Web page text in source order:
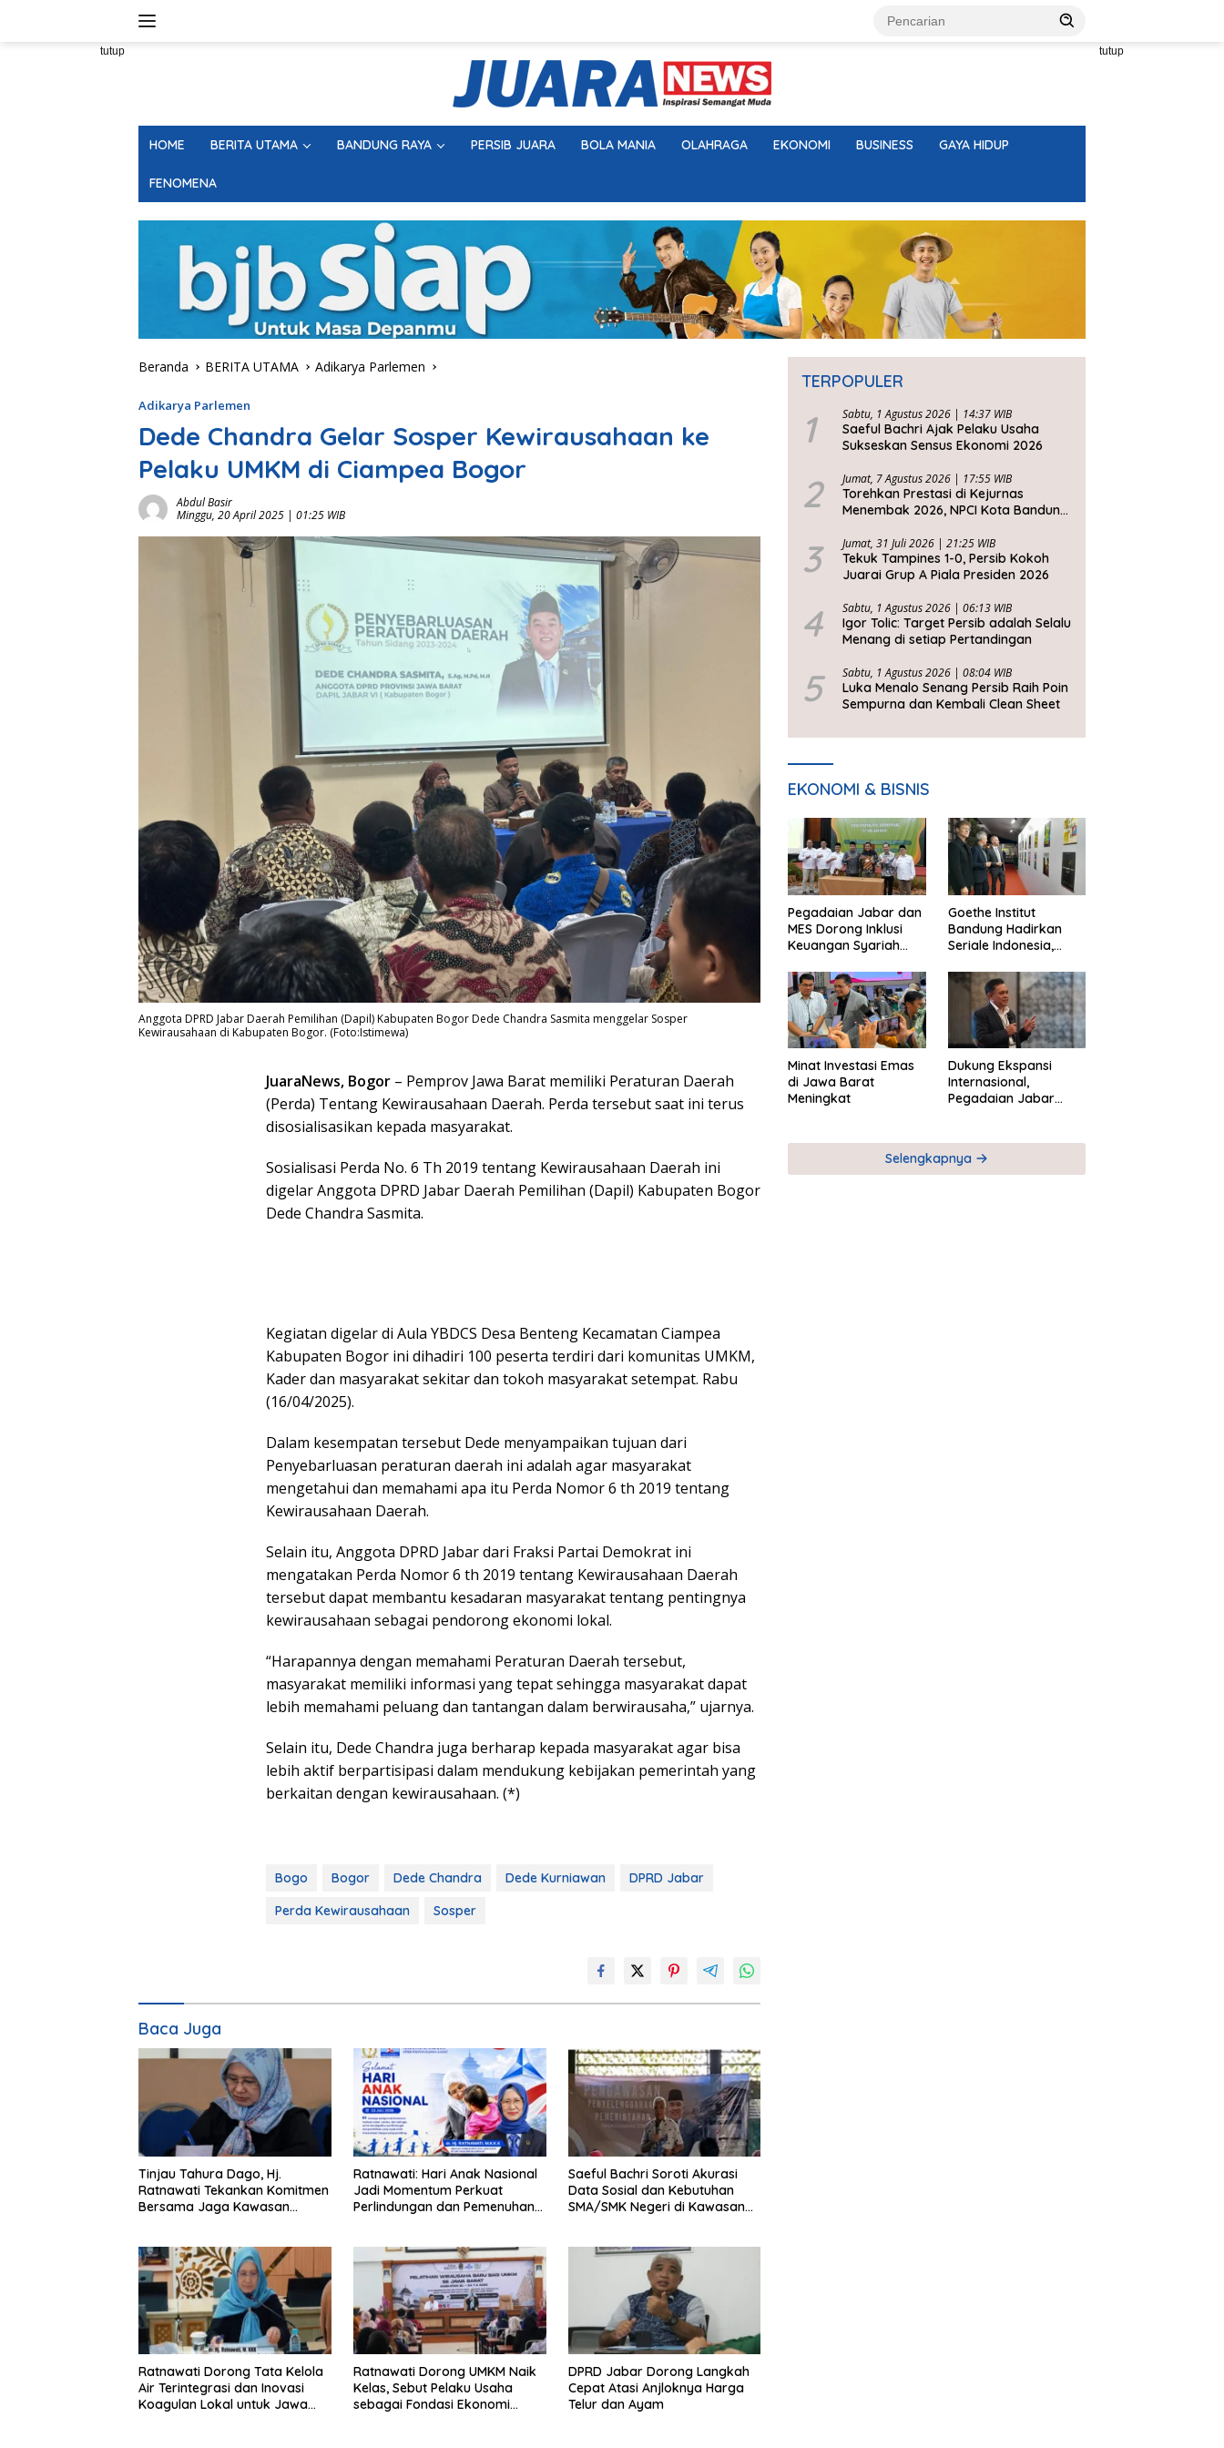
tutup tutup
HOME BERITA UTAMA BANDUNG RAYA PERSIB JUARA BOLA MANIA OLAHRAGA EKONOMI BUSINESS GAYA HIDUP
FENOMENA
Beranda BERITA UTAMA Adikarya Parlemen
Adikarya Parlemen
Dede Chandra Gelar Sosper Kewirausahaan ke
Pelaku UMKM di Ciampea Bogor
Abdul Basir
Minggu, 20 April 2025 | 01:25 WIB
Anggota DPRD Jabar Daerah Pemilihan (Dapil) Kabupaten Bogor Dede Chandra Sasmita menggelar Sosper
Kewirausahaan di Kabupaten Bogor. (Foto:Istimewa)
JuaraNews, Bogor – Pemprov Jawa Barat memiliki Peraturan Daerah
(Perda) Tentang Kewirausahaan Daerah. Perda tersebut saat ini terus
disosialisasikan kepada masyarakat.
Sosialisasi Perda No. 6 Th 2019 tentang Kewirausahaan Daerah ini
digelar Anggota DPRD Jabar Daerah Pemilihan (Dapil) Kabupaten Bogor
Dede Chandra Sasmita.
Kegiatan digelar di Aula YBDCS Desa Benteng Kecamatan Ciampea
Kabupaten Bogor ini dihadiri 100 peserta terdiri dari komunitas UMKM,
Kader dan masyarakat sekitar dan tokoh masyarakat setempat. Rabu
(16/04/2025).
Dalam kesempatan tersebut Dede menyampaikan tujuan dari
Penyebarluasan peraturan daerah ini adalah agar masyarakat
mengetahui dan memahami apa itu Perda Nomor 6 th 2019 tentang
Kewirausahaan Daerah.
Selain itu, Anggota DPRD Jabar dari Fraksi Partai Demokrat ini
mengatakan Perda Nomor 6 th 2019 tentang Kewirausahaan Daerah
tersebut dapat membantu kesadaran masyarakat tentang pentingnya
kewirausahaan sebagai pendorong ekonomi lokal.
“Harapannya dengan memahami Peraturan Daerah tersebut,
masyarakat memiliki informasi yang tepat sehingga masyarakat dapat
lebih memahami peluang dan tantangan dalam berwirausaha,” ujarnya.
Selain itu, Dede Chandra juga berharap kepada masyarakat agar bisa
lebih aktif berpartisipasi dalam mendukung kebijakan pemerintah yang
berkaitan dengan kewirausahaan. (*)
Bogo Bogor Dede Chandra Dede Kurniawan
DPRD Jabar
Perda Kewirausahaan
Sosper
Baca Juga
Tinjau Tahura Dago, Hj.
Ratnawati Tekankan Komitmen
Bersama Jaga Kawasan
Ratnawati: Hari Anak Nasional
Jadi Momentum Perkuat
Perlindungan dan Pemenuhan
Saeful Bachri Soroti Akurasi
Data Sosial dan Kebutuhan
SMA/SMK Negeri di Kawasan
Ratnawati Dorong Tata Kelola
Air Terintegrasi dan Inovasi
Koagulan Lokal untuk Jawa
Ratnawati Dorong UMKM Naik
Kelas, Sebut Pelaku Usaha
sebagai Fondasi Ekonomi
DPRD Jabar Dorong Langkah
Cepat Atasi Anjloknya Harga
Telur dan Ayam
TERPOPULER
1 Sabtu, 1 Agustus 2026 | 14:37 WIB
Saeful Bachri Ajak Pelaku Usaha
Sukseskan Sensus Ekonomi 2026
2 Jumat, 7 Agustus 2026 | 17:55 WIB
Torehkan Prestasi di Kejurnas
Menembak 2026, NPCI Kota Bandung
3 Jumat, 31 Juli 2026 | 21:25 WIB
Tekuk Tampines 1-0, Persib Kokoh
Juarai Grup A Piala Presiden 2026
4 Sabtu, 1 Agustus 2026 | 06:13 WIB
Igor Tolic: Target Persib adalah Selalu
Menang di setiap Pertandingan
5 Sabtu, 1 Agustus 2026 | 08:04 WIB
Luka Menalo Senang Persib Raih Poin
Sempurna dan Kembali Clean Sheet
EKONOMI & BISNIS
Pegadaian Jabar dan
MES Dorong Inklusi
Keuangan Syariah
UMKM
Goethe Institut
Bandung Hadirkan
Seriale Indonesia,
Global Industri Serial
Minat Investasi Emas
di Jawa Barat
Meningkat
Dukung Ekspansi
Internasional,
Pegadaian Jabar
Pegadaian Timor
Leste
Selengkapnya